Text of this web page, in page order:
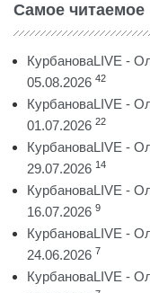
Самое читаемое
КурбановаLIVE -
05.08.2026 42
КурбановаLIVE -
01.07.2026 22
КурбановаLIVE -
29.07.2026 14
КурбановаLIVE -
16.07.2026 9
КурбановаLIVE -
24.06.2026 7
КурбановаLIVE -